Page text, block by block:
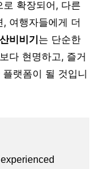
확장되어, 다른
여행자들에게 더
비비기는 단순한
다 현명하고, 즐거
랫폼이 될 것입니